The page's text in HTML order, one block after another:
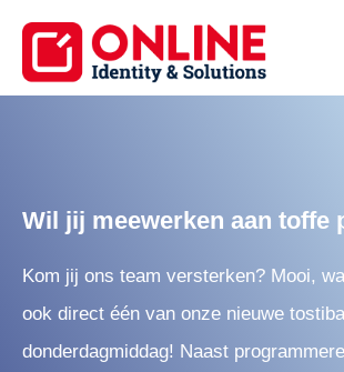
Wil jij meewerken aan toffe
Kom jij ons team versterken? Mooi,
ook direct één van onze nieuwe
donderdagmiddag! Naast